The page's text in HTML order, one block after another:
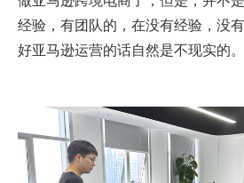
经验，有团队的，在没有经验，没
好亚马逊运营的话自然是不现实的。